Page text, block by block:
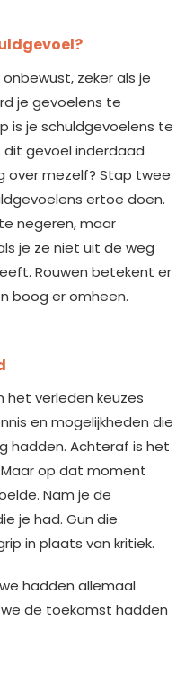
zeker als je
je gevoelens te
is je schuldgevoelens te
dit gevoel inderdaad
over mezelf? Stap twee
ertoe doen.
negeren, maar
je ze niet uit de weg
Rouwen betekent er
boog er omheen.
het verleden keuzes
en mogelijkheden die
hadden. Achteraf is het
Maar op dat moment
Nam je de
je had. Gun die
in plaats van kritiek.
hadden allemaal
de toekomst hadden